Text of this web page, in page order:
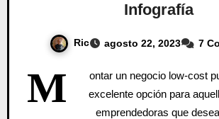
Infografía
Ric agosto 22, 2023 7
M
ontar un negocio low-cost
excelente opción para
emprendedoras que